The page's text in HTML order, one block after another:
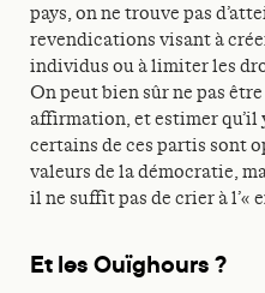
pays, on ne trouve pas
revendications visant à
individus ou à limiter les
On peut bien sûr ne pas
affirmation, et estimer qu’il
certains de ces partis sont
valeurs de la démocratie,
il ne suffit pas de crier à l’«
Et les Ouïghours ?